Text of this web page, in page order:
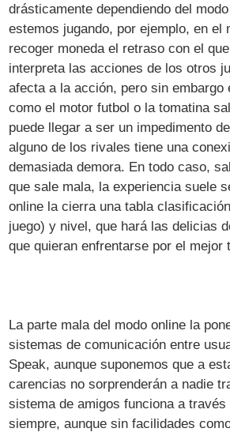
drásticamente dependiendo del
estemos jugando, por ejemplo, en el
recoger moneda el retraso con el
interpreta las acciones de los otros
afecta a la acción, pero sin embargo
como el motor futbol o la tomatina
puede llegar a ser un impedimento
alguno de los rivales tiene una
demasiada demora. En todo caso,
que sale mala, la experiencia suele
online la cierra una tabla
juego) y nivel, que hará las delicias
que quieran enfrentarse por el mejor
La parte mala del modo online la
sistemas de comunicación entre
Speak, aunque suponemos que a
carencias no sorprenderán a nadie
sistema de amigos funciona a
siempre, aunque sin facilidades